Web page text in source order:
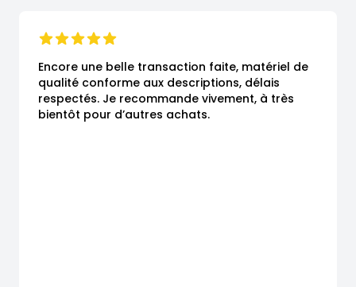
Encore une belle transaction faite, matériel de
qualité conforme aux descriptions, délais
respectés. Je recommande vivement, à très
bientôt pour d’autres achats.